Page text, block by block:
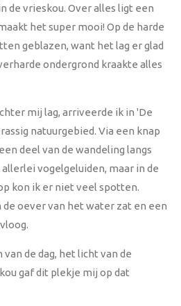
de vrieskou. Over alles ligt een
het super mooi! Op de harde
geblazen, want het lag er glad
ondergrond kraakte alles
mij lag, arriveerde ik in 'De
natuurgebied. Via een knap
deel van de wandeling langs
vogelgeluiden, maar in de
kon ik er niet veel spotten.
de oever van het water zat en een
de dag, het licht van de
gaf dit plekje mij op dat